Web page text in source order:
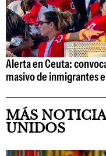
Alerta en Ceuta:
masivo de inmigrantes
MÁS
UNIDOS